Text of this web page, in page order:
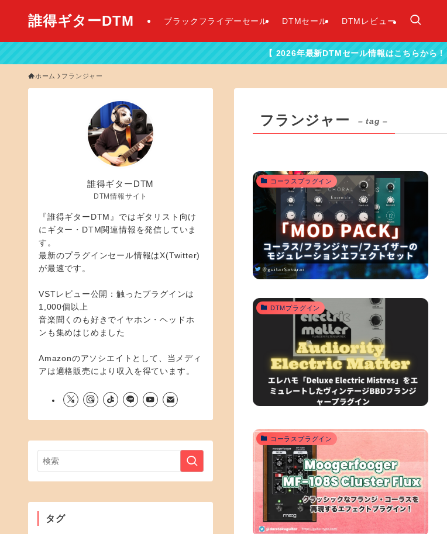
誰得ギターDTM ブラックフライデーセール DTMセール DTMレビュー
【 2026年最新DTMセール情報はこちらから！】
ホーム フランジャー
フランジャー – tag –
コーラスプラグイン
DTMプラグイン
コーラスプラグイン
誰得ギターDTM
DTM情報サイト
『誰得ギターDTM』ではギタリスト向け
にギター・DTM関連情報を発信していま
す。
最新のプラグインセール情報はX(Twitter)
が最速です。
VSTレビュー公開：触ったプラグインは
1,000個以上
音楽聞くのも好きでイヤホン・ヘッドホ
ンも集めはじめました
Amazonのアソシエイトとして、当メディ
アは適格販売により収入を得ています。
タグ